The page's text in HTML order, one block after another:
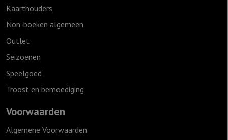
Kaarthouders
Non-boeken algemeen
Outlet
Seizoenen
Speelgoed
Troost en bemoediging
Voorwaarden
Algemene Voorwaarden